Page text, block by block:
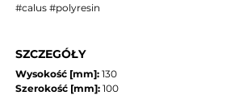
#calus #polyresin
SZCZEGÓŁY
Wysokość [mm]: 130
Szerokość [mm]: 100